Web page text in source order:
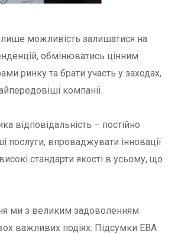
можливість залишатися на
обмінюватись цінним
ринку та брати участь у заходах,
компанії.
відповідальність – постійно
послуги, впроваджувати інновації
стандарти якості в усьому, що
ми з великим задоволенням
важливих подіях: Підсумки EBA